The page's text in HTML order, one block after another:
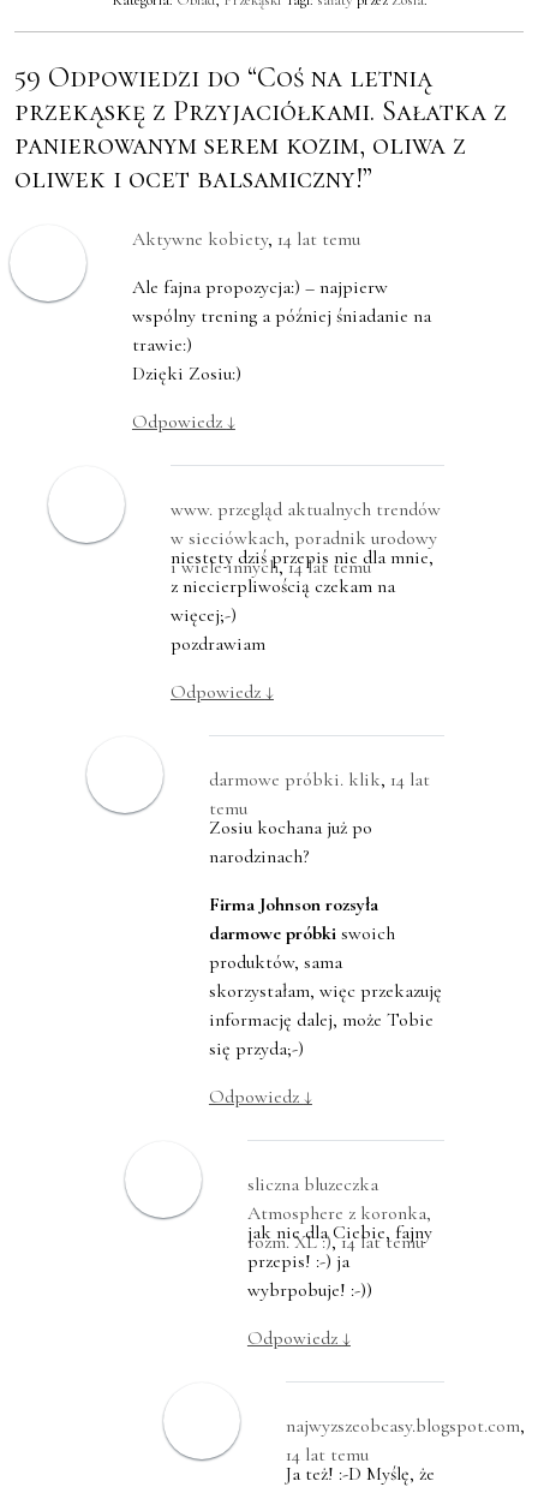
59 Odpowiedzi do “Coś na letnią
przekąskę z Przyjaciółkami. Sałatka z
panierowanym serem kozim, oliwa z
oliwek i ocet balsamiczny!”
Aktywne kobiety, 14 lat temu
Ale fajna propozycja:) – najpierw
wspólny trening a później śniadanie na
trawie:)
Dzięki Zosiu:)
Odpowiedz ↓
www. przegląd aktualnych trendów
w sieciówkach, poradnik urodowy
i wiele innych,14 lat temu
niestety dziś przepis nie dla mnie,
z niecierpliwością czekam na
więcej;-)
pozdrawiam
Odpowiedz ↓
darmowe próbki. klik, 14 lat
temu
Zosiu kochana już po
narodzinach?
Firma Johnson rozsyła
darmowe próbki swoich
produktów, sama
skorzystałam, więc przekazuję
informację dalej, może Tobie
się przyda;-)
Odpowiedz ↓
sliczna bluzeczka
Atmosphere z koronka,
rozm. XL :),14 lat temu
jak nie dla Ciebie, fajny
przepis! :-) ja
wybrpobuje! :-))
Odpowiedz ↓
najwyzszeobcasy.blogspot.com,
14 lat temu
Ja też! :-D Myślę, że